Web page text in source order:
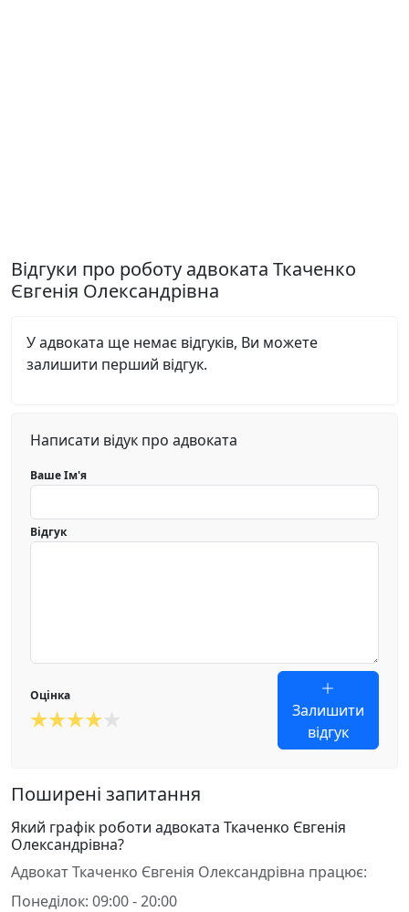
Відгуки про роботу адвоката Ткаченко
Євгенія Олександрівна
У адвоката ще немає відгуків, Ви можете
залишити перший відгук.
Написати відук про адвоката
Ваше Ім'я
Відгук
Оцінка
Залишити
відгук
Поширені запитання
Який графік роботи адвоката Ткаченко Євгенія
Олександрівна?
Адвокат Ткаченко Євгенія Олександрівна працює:
Понеділок: 09:00 - 20:00